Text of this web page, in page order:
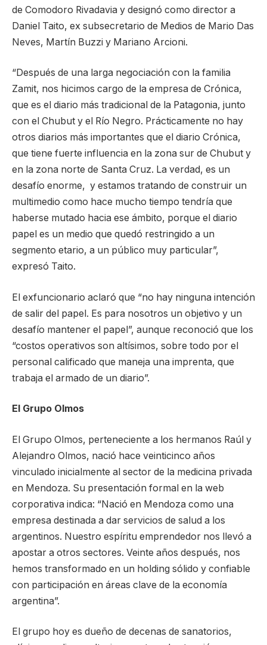
de Comodoro Rivadavia y designó como director a
Daniel Taito, ex subsecretario de Medios de Mario Das
Neves, Martín Buzzi y Mariano Arcioni.
“Después de una larga negociación con la familia
Zamit, nos hicimos cargo de la empresa de Crónica,
que es el diario más tradicional de la Patagonia, junto
con el Chubut y el Río Negro. Prácticamente no hay
otros diarios más importantes que el diario Crónica,
que tiene fuerte influencia en la zona sur de Chubut y
en la zona norte de Santa Cruz. La verdad, es un
desafío enorme, y estamos tratando de construir un
multimedio como hace mucho tiempo tendría que
haberse mutado hacia ese ámbito, porque el diario
papel es un medio que quedó restringido a un
segmento etario, a un público muy particular”,
expresó Taito.
El exfuncionario aclaró que “no hay ninguna intención
de salir del papel. Es para nosotros un objetivo y un
desafío mantener el papel”, aunque reconoció que los
“costos operativos son altísimos, sobre todo por el
personal calificado que maneja una imprenta, que
trabaja el armado de un diario”.
El Grupo Olmos
El Grupo Olmos, perteneciente a los hermanos Raúl y
Alejandro Olmos, nació hace veinticinco años
vinculado inicialmente al sector de la medicina privada
en Mendoza. Su presentación formal en la web
corporativa indica: “Nació en Mendoza como una
empresa destinada a dar servicios de salud a los
argentinos. Nuestro espíritu emprendedor nos llevó a
apostar a otros sectores. Veinte años después, nos
hemos transformado en un holding sólido y confiable
con participación en áreas clave de la economía
argentina”.
El grupo hoy es dueño de decenas de sanatorios,